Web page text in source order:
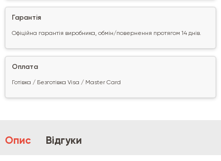
Гарантія
Офіційна гарантія виробника, обмін/повернення протягом 14 днів.
Оплата
Готівка / Безготівка Visa / Master Card
Опис Відгуки